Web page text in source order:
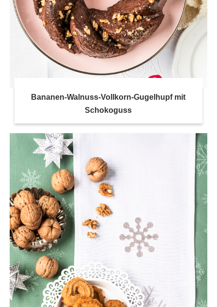
Bananen-Walnuss-Vollkorn-Gugelhupf mit
Schokoguss